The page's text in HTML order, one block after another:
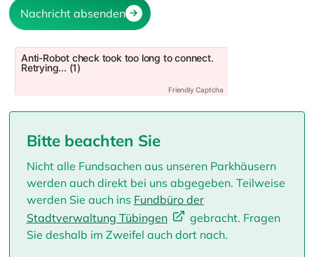
Bitte beachten Sie
Nicht alle Fundsachen aus unseren Parkhäusern
werden auch direkt bei uns abgegeben. Teilweise
werden Sie auch ins Fundbüro der
Stadtverwaltung Tübingen
gebracht. Fragen
Sie deshalb im Zweifel auch dort nach.